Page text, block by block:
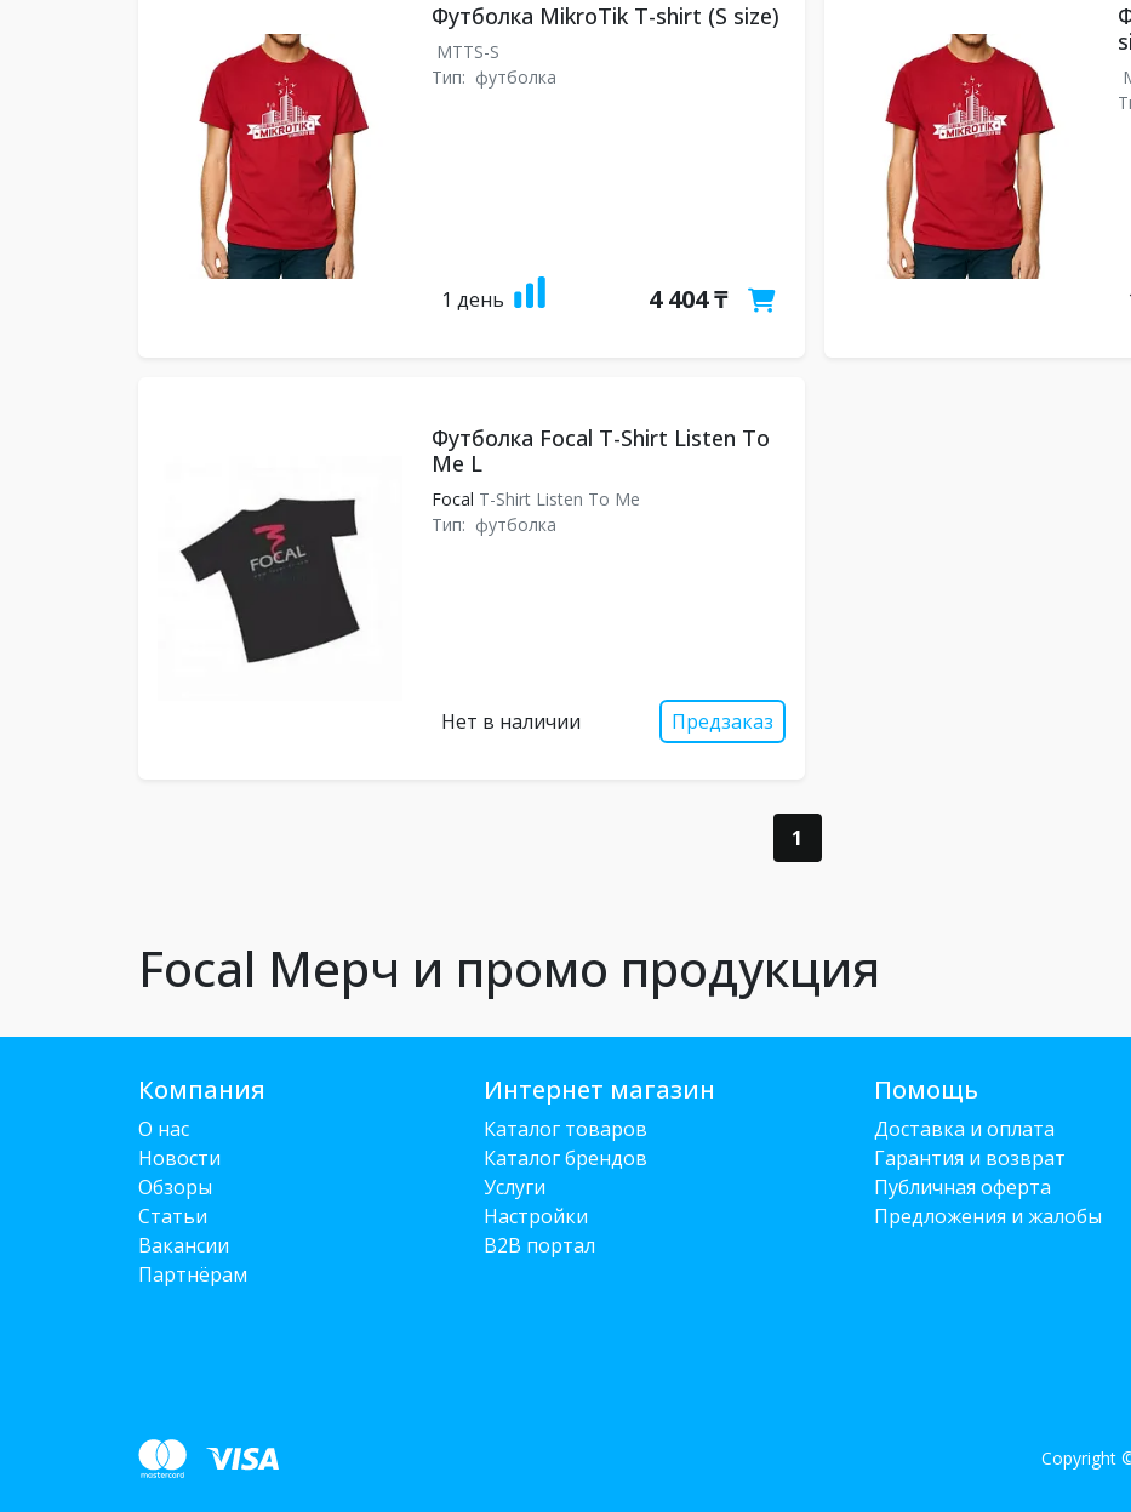
Футболка MikroTik T-shirt (S size)
MTTS-S
Тип: футболка
1 день 4 404 ₸
Футболка Focal T-Shirt Listen To
Me L
Focal T-Shirt Listen To Me
Тип: футболка
Нет в наличии Предзаказ
1
Focal Мерч и промо продукция
Компания
О нас
Новости
Обзоры
Статьи
Вакансии
Партнёрам
Интернет магазин
Каталог товаров
Каталог брендов
Услуги
Настройки
B2B портал
Помощь
Доставка и оплата
Гарантия и возврат
Публичная оферта
Предложения и жалобы
Copyright